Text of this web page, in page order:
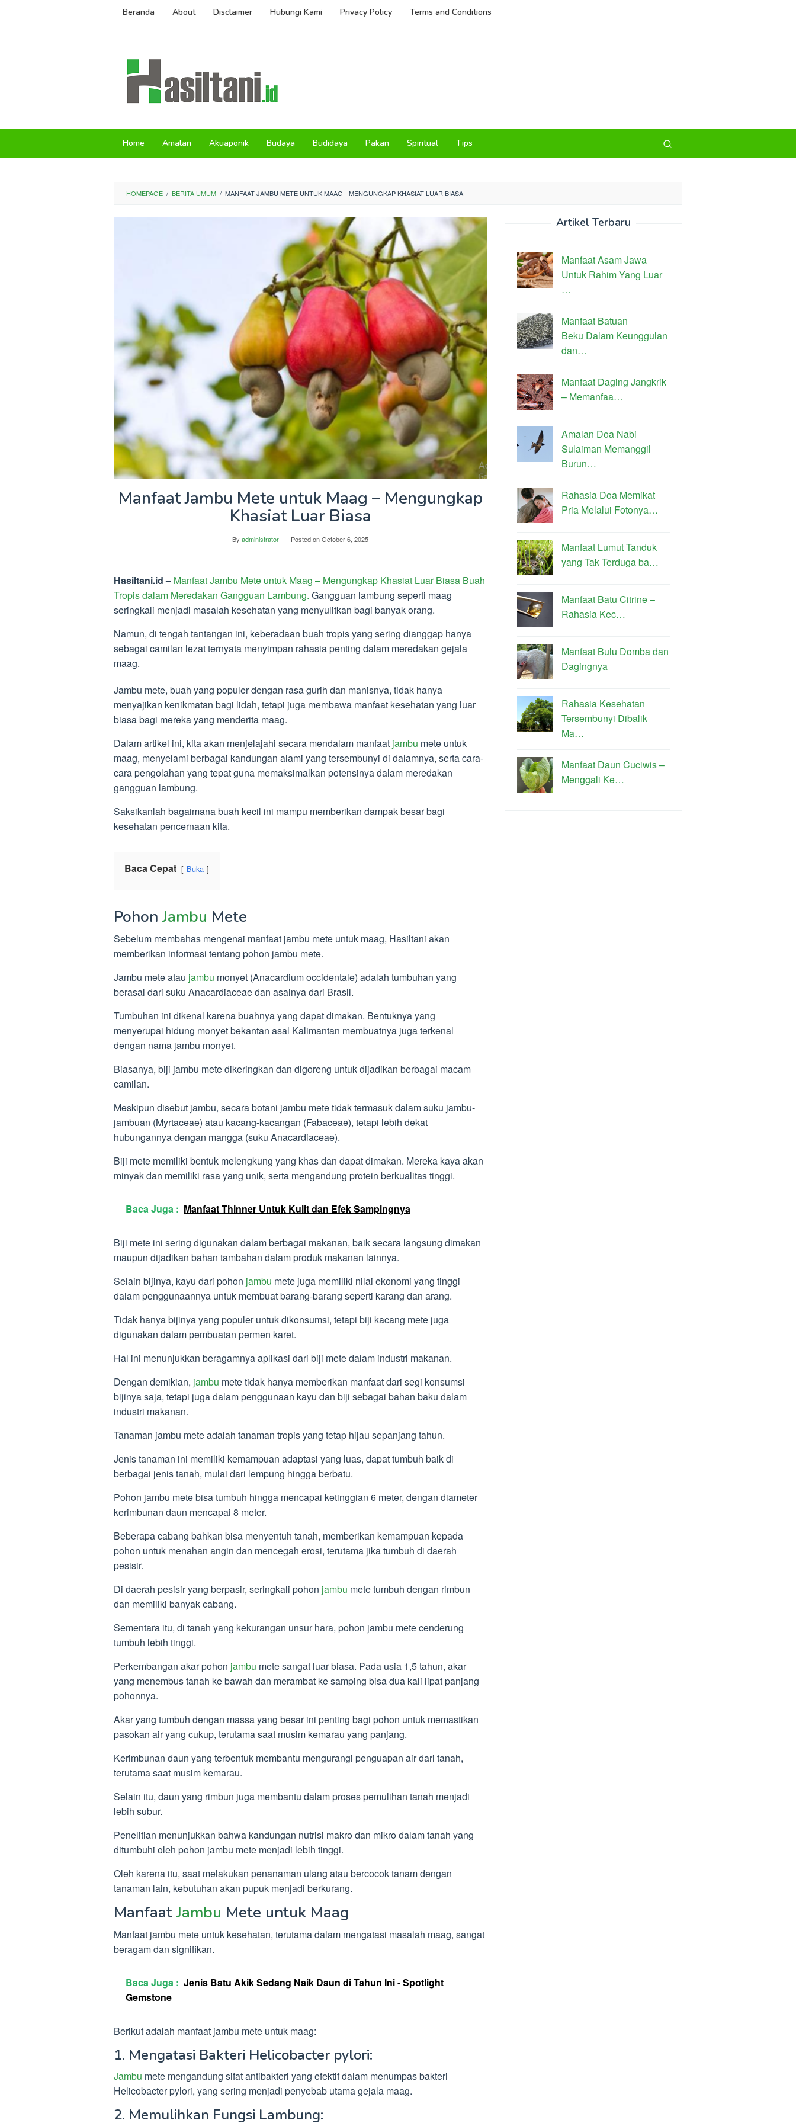
Beranda About Disclaimer Hubungi Kami Privacy Policy Terms and Conditions
Home Amalan Akuaponik Budaya Budidaya Pakan Spiritual Tips
HOMEPAGE / BERITA UMUM / MANFAAT JAMBU METE UNTUK MAAG - MENGUNGKAP KHASIAT LUAR BIASA
Manfaat Jambu Mete untuk Maag – Mengungkap
Khasiat Luar Biasa
By administrator Posted onOctober 6, 2025
Hasiltani.id – Manfaat Jambu Mete untuk Maag – Mengungkap Khasiat Luar Biasa Buah
Tropis dalam Meredakan Gangguan Lambung. Gangguan lambung seperti maag
seringkali menjadi masalah kesehatan yang menyulitkan bagi banyak orang.
Namun, di tengah tantangan ini, keberadaan buah tropis yang sering dianggap hanya
sebagai camilan lezat ternyata menyimpan rahasia penting dalam meredakan gejala
maag.
Jambu mete, buah yang populer dengan rasa gurih dan manisnya, tidak hanya
menyajikan kenikmatan bagi lidah, tetapi juga membawa manfaat kesehatan yang luar
biasa bagi mereka yang menderita maag.
Dalam artikel ini, kita akan menjelajahi secara mendalam manfaat jambu mete untuk
maag, menyelami berbagai kandungan alami yang tersembunyi di dalamnya, serta cara-
cara pengolahan yang tepat guna memaksimalkan potensinya dalam meredakan
gangguan lambung.
Saksikanlah bagaimana buah kecil ini mampu memberikan dampak besar bagi
kesehatan pencernaan kita.
Baca Cepat Buka
PohonJambu Mete
Sebelum membahas mengenai manfaat jambu mete untuk maag, Hasiltani akan
memberikan informasi tentang pohon jambu mete.
Jambu mete atau jambu monyet (Anacardium occidentale) adalah tumbuhan yang
berasal dari suku Anacardiaceae dan asalnya dari Brasil.
Tumbuhan ini dikenal karena buahnya yang dapat dimakan. Bentuknya yang
menyerupai hidung monyet bekantan asal Kalimantan membuatnya juga terkenal
dengan nama jambu monyet.
Biasanya, biji jambu mete dikeringkan dan digoreng untuk dijadikan berbagai macam
camilan.
Meskipun disebut jambu, secara botani jambu mete tidak termasuk dalam suku jambu-
jambuan (Myrtaceae) atau kacang-kacangan (Fabaceae), tetapi lebih dekat
hubungannya dengan mangga (suku Anacardiaceae).
Biji mete memiliki bentuk melengkung yang khas dan dapat dimakan. Mereka kaya akan
minyak dan memiliki rasa yang unik, serta mengandung protein berkualitas tinggi.
Baca Juga : Manfaat Thinner Untuk Kulit dan Efek Sampingnya
Biji mete ini sering digunakan dalam berbagai makanan, baik secara langsung dimakan
maupun dijadikan bahan tambahan dalam produk makanan lainnya.
Selain bijinya, kayu dari pohon jambu mete juga memiliki nilai ekonomi yang tinggi
dalam penggunaannya untuk membuat barang-barang seperti karang dan arang.
Tidak hanya bijinya yang populer untuk dikonsumsi, tetapi biji kacang mete juga
digunakan dalam pembuatan permen karet.
Hal ini menunjukkan beragamnya aplikasi dari biji mete dalam industri makanan.
Dengan demikian, jambu mete tidak hanya memberikan manfaat dari segi konsumsi
bijinya saja, tetapi juga dalam penggunaan kayu dan biji sebagai bahan baku dalam
industri makanan.
Tanaman jambu mete adalah tanaman tropis yang tetap hijau sepanjang tahun.
Jenis tanaman ini memiliki kemampuan adaptasi yang luas, dapat tumbuh baik di
berbagai jenis tanah, mulai dari lempung hingga berbatu.
Pohon jambu mete bisa tumbuh hingga mencapai ketinggian 6 meter, dengan diameter
kerimbunan daun mencapai 8 meter.
Beberapa cabang bahkan bisa menyentuh tanah, memberikan kemampuan kepada
pohon untuk menahan angin dan mencegah erosi, terutama jika tumbuh di daerah
pesisir.
Di daerah pesisir yang berpasir, seringkali pohon jambu mete tumbuh dengan rimbun
dan memiliki banyak cabang.
Sementara itu, di tanah yang kekurangan unsur hara, pohon jambu mete cenderung
tumbuh lebih tinggi.
Perkembangan akar pohon jambu mete sangat luar biasa. Pada usia 1,5 tahun, akar
yang menembus tanah ke bawah dan merambat ke samping bisa dua kali lipat panjang
pohonnya.
Akar yang tumbuh dengan massa yang besar ini penting bagi pohon untuk memastikan
pasokan air yang cukup, terutama saat musim kemarau yang panjang.
Kerimbunan daun yang terbentuk membantu mengurangi penguapan air dari tanah,
terutama saat musim kemarau.
Selain itu, daun yang rimbun juga membantu dalam proses pemulihan tanah menjadi
lebih subur.
Penelitian menunjukkan bahwa kandungan nutrisi makro dan mikro dalam tanah yang
ditumbuhi oleh pohon jambu mete menjadi lebih tinggi.
Oleh karena itu, saat melakukan penanaman ulang atau bercocok tanam dengan
tanaman lain, kebutuhan akan pupuk menjadi berkurang.
ManfaatJambu Mete untuk Maag
Manfaat jambu mete untuk kesehatan, terutama dalam mengatasi masalah maag, sangat
beragam dan signifikan.
Baca Juga : Jenis Batu Akik Sedang Naik Daun di Tahun Ini - Spotlight
Gemstone
Berikut adalah manfaat jambu mete untuk maag:
1. Mengatasi Bakteri Helicobacter pylori:
Jambu mete mengandung sifat antibakteri yang efektif dalam menumpas bakteri
Helicobacter pylori, yang sering menjadi penyebab utama gejala maag.
2. Memulihkan Fungsi Lambung:
Artikel Terbaru
Manfaat Asam Jawa
Untuk Rahim Yang Luar
…
Manfaat Batuan
Beku Dalam Keunggulan
dan…
Manfaat Daging Jangkrik
– Memanfaa…
Amalan Doa Nabi
Sulaiman Memanggil
Burun…
Rahasia Doa Memikat
Pria Melalui Fotonya…
Manfaat Lumut Tanduk
yang Tak Terduga ba…
Manfaat Batu Citrine –
Rahasia Kec…
Manfaat Bulu Domba dan
Dagingnya
Rahasia Kesehatan
Tersembunyi Dibalik
Ma…
Manfaat Daun Cuciwis –
Menggali Ke…